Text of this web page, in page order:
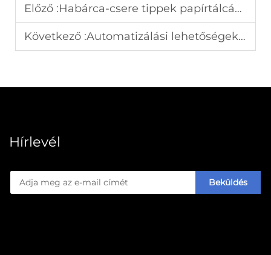
Előző :Habárca-csere tippek papírtálcák formázó gépeihez
Következő :Automatizálási lehetőségek modern zsugorfóliázó gépekhez
Hírlevél
Beküldés